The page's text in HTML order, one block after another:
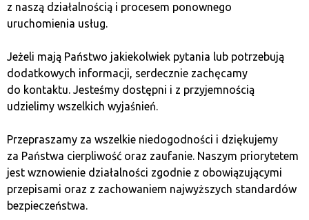
Dywersyfikacja jako strategia
Dywersyfikacja to strategia, która pozwala zmniejszyć
ryzyko inwestycyjne, rozkładając kapitał na różne
możesz zyskać stabilność wynikającą z charakterystyki
bitcoina oraz szansę na wzrost wartości dzięki
potencjałowi Ethereum. Taka dywersyfikacja sprawdzi
się szczególnie w przypadku inwestorów,
którzy nie chcą wybierać między stabilnością
z naszą działalnością i procesem ponownego
uruchomienia usług.
Jeżeli mają Państwo jakiekolwiek pytania lub potrzebują
dodatkowych informacji, serdecznie zachęcamy
do kontaktu. Jesteśmy dostępni i z przyjemnością
udzielimy wszelkich wyjaśnień.
Przepraszamy za wszelkie niedogodności i dziękujemy
za Państwa cierpliwość oraz zaufanie. Naszym priorytetem
jest wznowienie działalności zgodnie z obowiązującymi
przepisami oraz z zachowaniem najwyższych standardów
bezpieczeństwa.